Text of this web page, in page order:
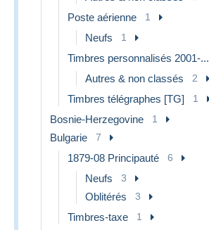
Poste aérienne 1
Neufs 1
Timbres personnalisés 2001-...
Autres & non classés 2
Timbres télégraphes [TG] 1
Bosnie-Herzegovine 1
Bulgarie 7
1879-08 Principauté 6
Neufs 3
Oblitérés 3
Timbres-taxe 1